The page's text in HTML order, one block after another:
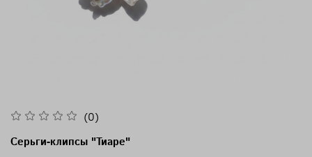
(0)
Серьги-клипсы "Тиаре"